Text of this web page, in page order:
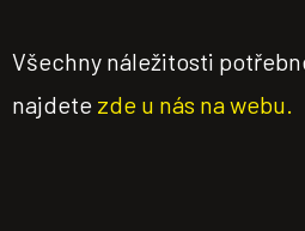
Všechny náležitosti
najdete zde u nás na webu.